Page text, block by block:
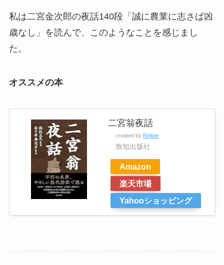
私は二宮金次郎の夜話140段「誠に農業に志さば凶
歳なし」を読んで、このようなことを感じまし
た。
オススメの本
二宮翁夜話
created by Rinker
致知出版社
Amazon
楽天市場
Yahooショッピング